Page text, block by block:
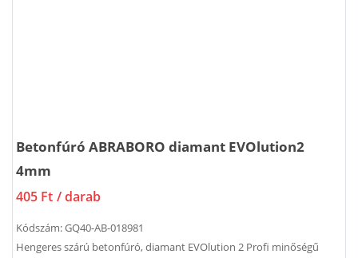
Betonfúró ABRABORO diamant EVOlution2
4mm
405 Ft / darab
Kódszám:GQ40-AB-018981
Hengeres szárú betonfúró, diamant EVOlution 2 Profi minőségű